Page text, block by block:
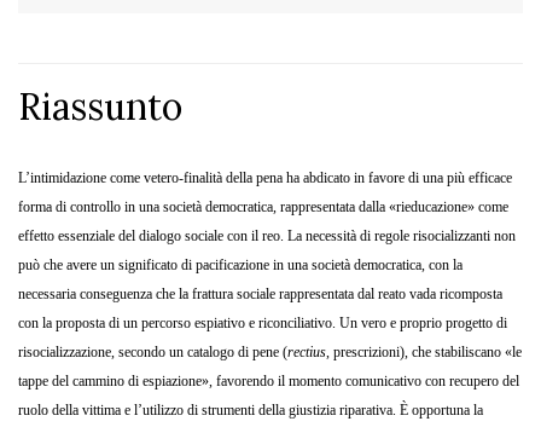
Riassunto
L’intimidazione come vetero-finalità della pena ha abdicato in favore di una più efficace
forma di controllo in una società democratica, rappresentata dalla «rieducazione» come
effetto essenziale del dialogo sociale con il reo. La necessità di regole risocializzanti non
può che avere un significato di pacificazione in una società democratica, con la
necessaria conseguenza che la frattura sociale rappresentata dal reato vada ricomposta
con la proposta di un percorso espiativo e riconciliativo. Un vero e proprio progetto di
risocializzazione, secondo un catalogo di pene (rectius, prescrizioni), che stabiliscano «le
tappe del cammino di espiazione», favorendo il momento comunicativo con recupero del
ruolo della vittima e l’utilizzo di strumenti della giustizia riparativa. È opportuna la